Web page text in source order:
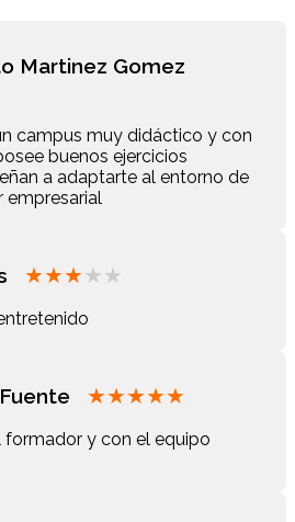
Martinez Gomez
campus muy didáctico y con
buenos ejercicios
a adaptarte al entorno de
empresarial
★★★★★
★★★★★
y con el equipo